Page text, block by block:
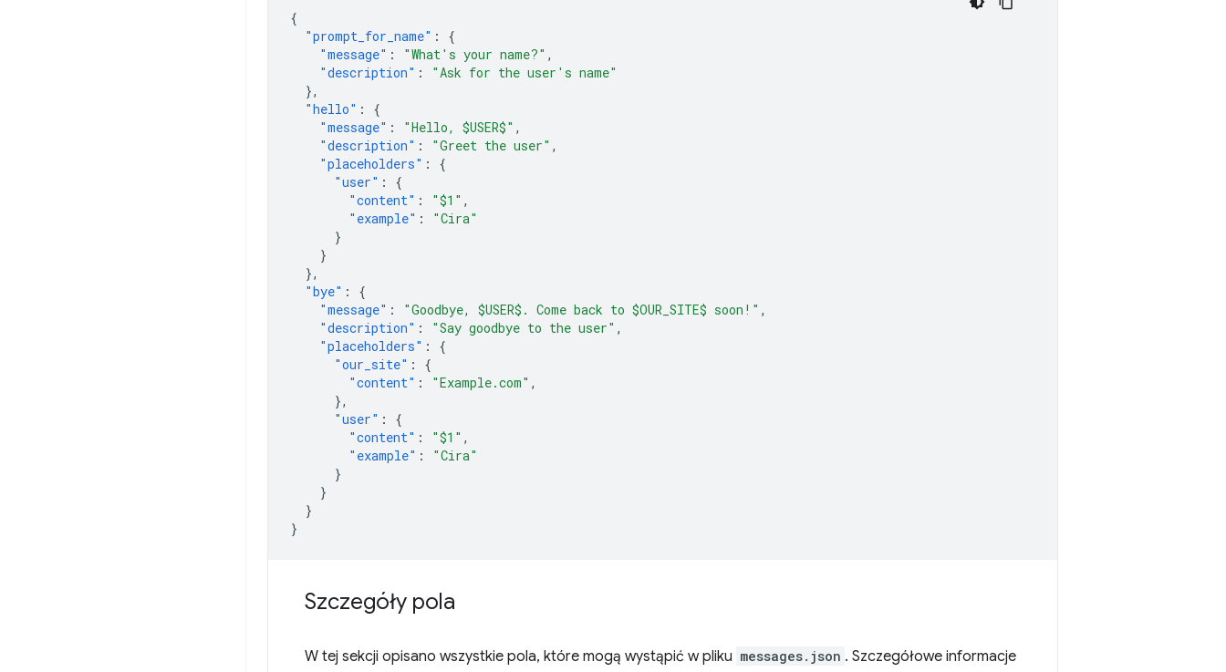
{
"prompt_for_name" :
{
"message" : "What's your name?" ,
"description" :
"Ask for the user's name"
},
"hello" :
{
"message" : "Hello, $USER$" ,
"description" : "Greet the user" ,
"placeholders" :
{
"user" :
{
"content" : "$1" ,
"example" :
"Cira"
}
}
},
"bye" :
{
"message" : "Goodbye, $USER$. Come back to $OUR_SITE$ soon!" ,
"description" : "Say goodbye to the user" ,
"placeholders" :
{
"our_site" :
{
"content" : "Example.com" ,
},
"user" :
{
"content" : "$1" ,
"example" :
"Cira"
}
}
}
}
Szczegóły pola
W tej sekcji opisano wszystkie pola, które mogą wystąpić w pliku messages.json . Szczegółowe informacje